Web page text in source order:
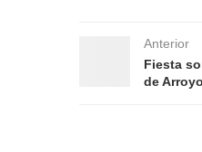
Anterior
Fiesta
de Arroyo